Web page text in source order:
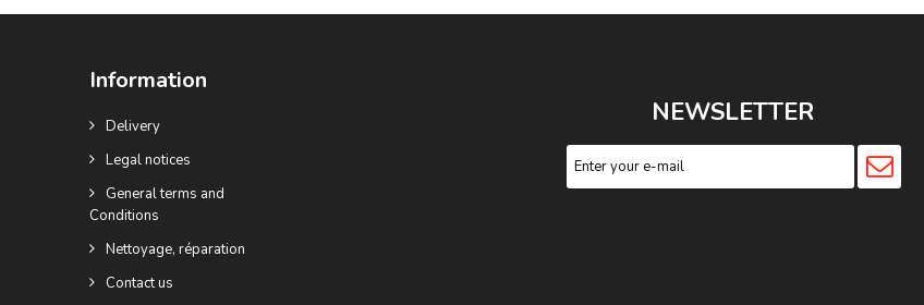
Information
Delivery
Legal notices
General terms and
Conditions
Nettoyage, réparation
Contact us
NEWSLETTER